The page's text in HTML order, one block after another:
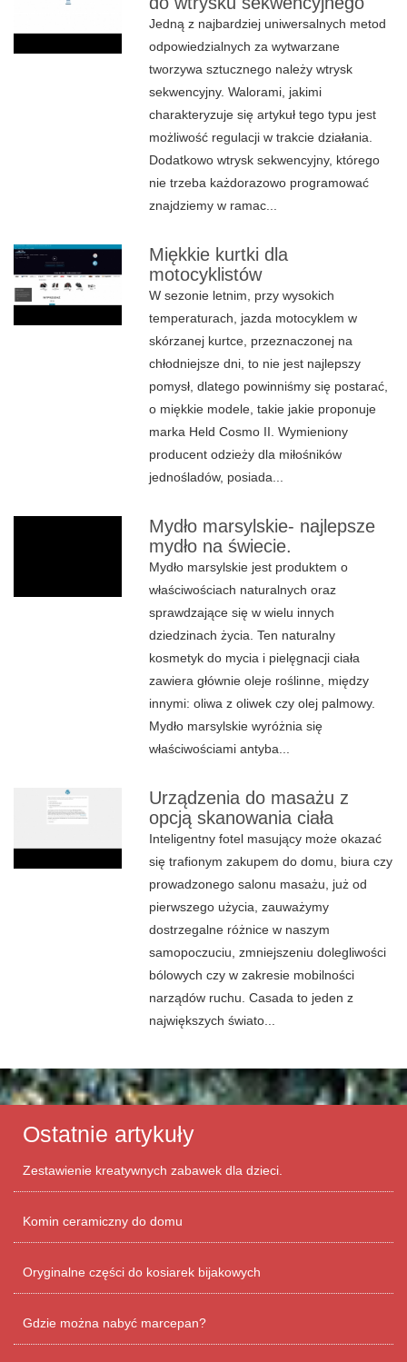
Jedną z najbardziej uniwersalnych metod
odpowiedzialnych za wytwarzane
tworzywa sztucznego należy wtrysk
sekwencyjny. Walorami, jakimi
charakteryzuje się artykuł tego typu jest
możliwość regulacji w trakcie działania.
Dodatkowo wtrysk sekwencyjny, którego
nie trzeba każdorazowo programować
znajdziemy w ramac...
Miękkie kurtki dla
motocyklistów
W sezonie letnim, przy wysokich
temperaturach, jazda motocyklem w
skórzanej kurtce, przeznaczonej na
chłodniejsze dni, to nie jest najlepszy
pomysł, dlatego powinniśmy się postarać,
o miękkie modele, takie jakie proponuje
marka Held Cosmo II. Wymieniony
producent odzieży dla miłośników
jednośladów, posiada...
Mydło marsylskie- najlepsze
mydło na świecie.
Mydło marsylskie jest produktem o
właściwościach naturalnych oraz
sprawdzające się w wielu innych
dziedzinach życia. Ten naturalny
kosmetyk do mycia i pielęgnacji ciała
zawiera głównie oleje roślinne, między
innymi: oliwa z oliwek czy olej palmowy.
Mydło marsylskie wyróżnia się
właściwościami antyba...
Urządzenia do masażu z
opcją skanowania ciała
Inteligentny fotel masujący może okazać
się trafionym zakupem do domu, biura czy
prowadzonego salonu masażu, już od
pierwszego użycia, zauważymy
dostrzegalne różnice w naszym
samopoczuciu, zmniejszeniu dolegliwości
bólowych czy w zakresie mobilności
narządów ruchu. Casada to jeden z
największych świato...
Ostatnie artykuły
Zestawienie kreatywnych zabawek dla dzieci.
Komin ceramiczny do domu
Oryginalne części do kosiarek bijakowych
Gdzie można nabyć marcepan?